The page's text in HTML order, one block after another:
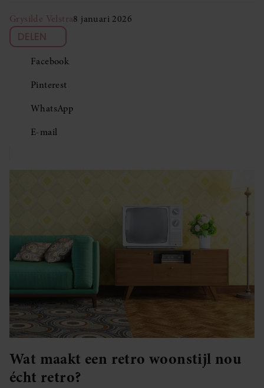
Grysilde Velstra8 januari 2026
DELEN
Facebook
Pinterest
WhatsApp
E-mail
Wat maakt een retro woonstijl nou
écht retro?